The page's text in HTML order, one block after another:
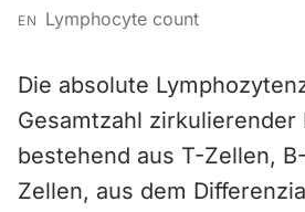
EN Lymphocyte count
Die absolute
Gesamtzahl zirkulierender
bestehend aus T-Zellen,
Zellen, aus dem